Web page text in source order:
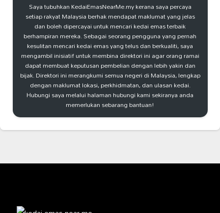
Saya tubuhkan KedaiEmasNearMe.my kerana saya percaya
setiap rakyat Malaysia berhak mendapat maklumat yang jelas
dan boleh dipercayai untuk mencari kedai emas terbaik
berhampiran mereka. Sebagai seorang pengguna yang pernah
kesulitan mencari kedai emas yang telus dan berkualiti, saya
mengambil inisiatif untuk membina direktori ini agar orang ramai
dapat membuat keputusan pembelian dengan lebih yakin dan
bijak. Direktori ini merangkumi semua negeri di Malaysia, lengkap
dengan maklumat lokasi, perkhidmatan, dan ulasan kedai.
Hubungi saya melalui halaman hubungi kami sekiranya anda
memerlukan sebarang bantuan!